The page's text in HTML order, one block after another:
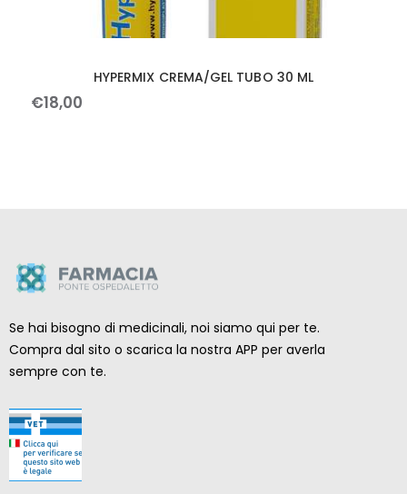
HYPERMIX CREMA/GEL TUBO 30 ML
€18,00
Se hai bisogno di medicinali, noi siamo qui per te.
Compra dal sito o scarica la nostra APP per averla
sempre con te.